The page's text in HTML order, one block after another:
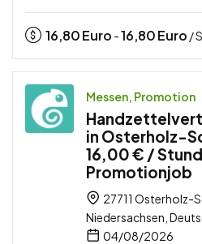
16,80Euro -16,80Euro /
Messen, Promotion
in Osterholz-
16,00 € /
Promotionjob
27711 Osterholz-
Niedersachsen,
04/08/2026